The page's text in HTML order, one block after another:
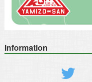
Information